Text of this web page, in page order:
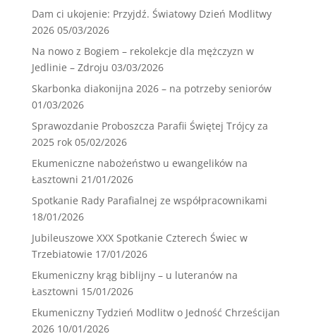
Dam ci ukojenie: Przyjdź. Światowy Dzień Modlitwy
2026 05/03/2026
Na nowo z Bogiem – rekolekcje dla mężczyzn w
Jedlinie – Zdroju 03/03/2026
Skarbonka diakonijna 2026 – na potrzeby seniorów
01/03/2026
Sprawozdanie Proboszcza Parafii Świętej Trójcy za
2025 rok 05/02/2026
Ekumeniczne nabożeństwo u ewangelików na
Łasztowni 21/01/2026
Spotkanie Rady Parafialnej ze współpracownikami
18/01/2026
Jubileuszowe XXX Spotkanie Czterech Świec w
Trzebiatowie 17/01/2026
Ekumeniczny krąg biblijny – u luteranów na
Łasztowni 15/01/2026
Ekumeniczny Tydzień Modlitw o Jedność Chrześcijan
2026 10/01/2026